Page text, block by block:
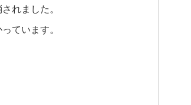
れました。
ています。